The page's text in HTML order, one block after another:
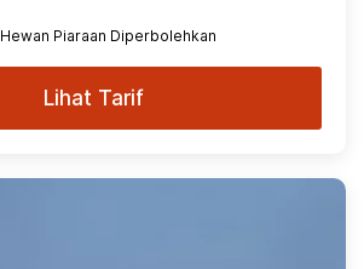
Hewan Piaraan Diperbolehkan
Lihat Tarif